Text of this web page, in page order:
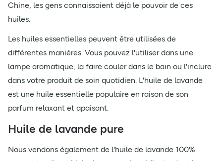
Chine, les gens connaissaient déjà le pouvoir de ces
huiles.
Les huiles essentielles peuvent être utilisées de
différentes manières. Vous pouvez l'utiliser dans une
lampe aromatique, la faire couler dans le bain ou l'inclure
dans votre produit de soin quotidien. L'huile de lavande
est une huile essentielle populaire en raison de son
parfum relaxant et apaisant.
Huile de lavande pure
Nous vendons également de l'huile de lavande 100%